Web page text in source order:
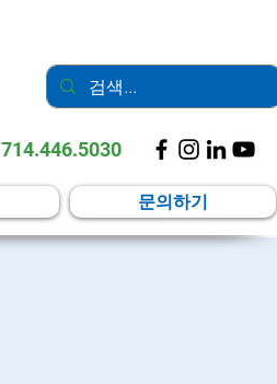
714.446.5030
문의하기